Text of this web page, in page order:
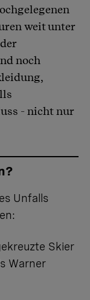
weit unter
noch
- nicht nur
Unfalls
Skier
Warner